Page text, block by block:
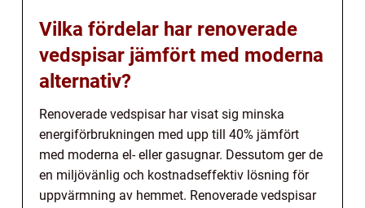
Vilka fördelar har renoverade
vedspisar jämfört med moderna
alternativ?
Renoverade vedspisar har visat sig minska
energiförbrukningen med upp till 40% jämfört
med moderna el- eller gasugnar. Dessutom ger de
en miljövänlig och kostnadseffektiv lösning för
uppvärmning av hemmet. Renoverade vedspisar